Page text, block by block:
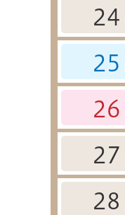
24
25
26
27
28